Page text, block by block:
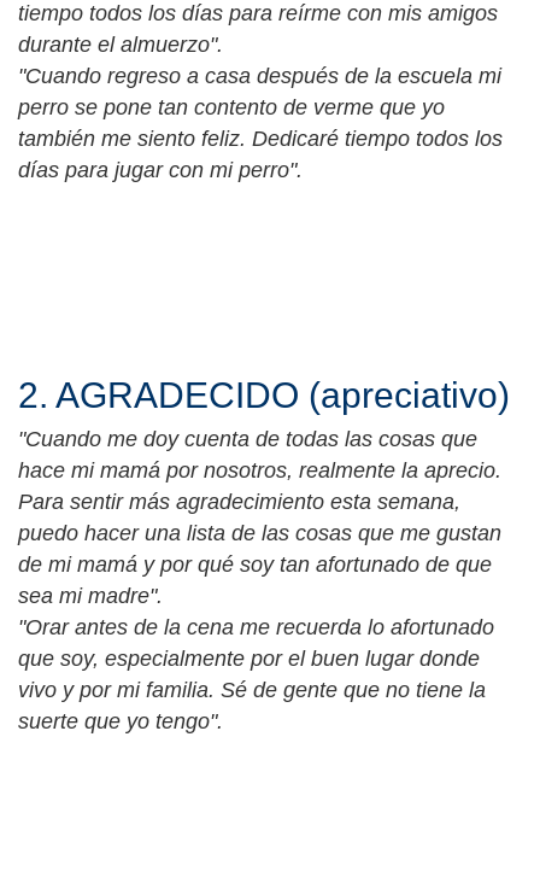
tiempo todos los días para reírme con mis amigos
durante el almuerzo".
"Cuando regreso a casa después de la escuela mi
perro se pone tan contento de verme que yo
también me siento feliz. Dedicaré tiempo todos los
días para jugar con mi perro".
2. AGRADECIDO (apreciativo)
"Cuando me doy cuenta de todas las cosas que
hace mi mamá por nosotros, realmente la aprecio.
Para sentir más agradecimiento esta semana,
puedo hacer una lista de las cosas que me gustan
de mi mamá y por qué soy tan afortunado de que
sea mi madre".
"Orar antes de la cena me recuerda lo afortunado
que soy, especialmente por el buen lugar donde
vivo y por mi familia. Sé de gente que no tiene la
suerte que yo tengo".